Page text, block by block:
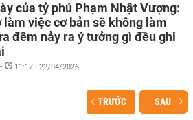
của tỷ phú Phạm Nhật Vượng:
làm việc cơ bản sẽ không làm
đêm nảy ra ý tưởng gì đều ghi
- 11:17 | 22/04/2026
TRƯỚC SAU